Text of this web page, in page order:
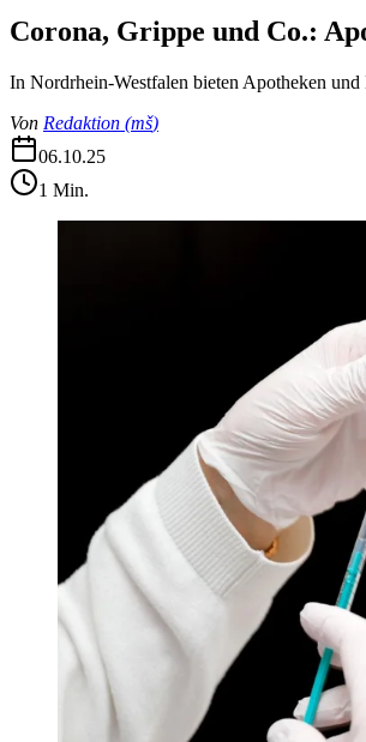
Corona, Grippe und Co.:
In Nordrhein-Westfalen bieten Apotheken
Von Redaktion (mš)
06.10.25
1 Min.